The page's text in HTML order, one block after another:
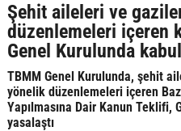
Şehit aileleri ve
düzenlemeleri içeren
Genel Kurulunda
TBMM Genel Kurulunda, şehit
yönelik düzenlemeleri içeren
Yapılmasına Dair Kanun
yasalaştı